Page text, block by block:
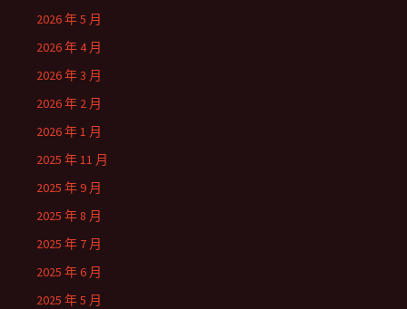
2026 年 5 月
2026 年 4 月
2026 年 3 月
2026 年 2 月
2026 年 1 月
2025 年 11 月
2025 年 9 月
2025 年 8 月
2025 年 7 月
2025 年 6 月
2025 年 5 月